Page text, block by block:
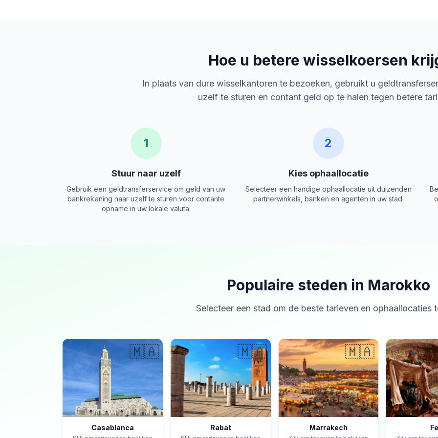
Hoe u betere wisselkoersen
In plaats van dure wisselkantoren te bezoeken, gebruikt u
uzelf te sturen en contant geld op te halen tegen betere
1
Stuur naar uzelf
Gebruik een geldtransferservice om geld van uw
bankrekening naar uzelf te sturen voor contante
opname in uw lokale valuta.
2
Kies ophaallocatie
Selecteer een handige ophaallocatie uit duizenden
partnerwinkels, banken en agenten in uw stad.
Populaire steden in Marokko
Selecteer een stad om de beste tarieven en ophaallocaties
🇲🇦
Casablanca
🇲🇦
Rabat
🇲🇦
Marrakech